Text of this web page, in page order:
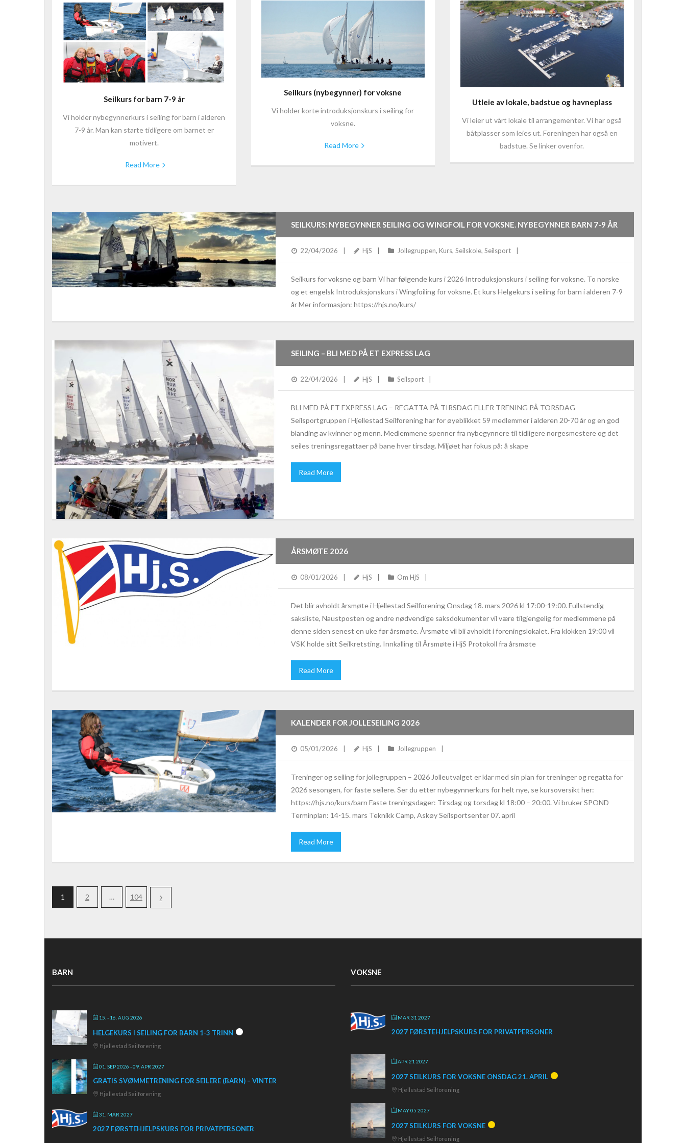
Seilkurs for barn 7-9 år
Vi holder nybegynnerkurs i seiling for barn i alderen
7-9 år. Man kan starte tidligere om barnet er
motivert.
Read More
Seilkurs (nybegynner) for voksne
Vi holder korte introduksjonskurs i seiling for
voksne.
Read More
Utleie av lokale, badstue og havneplass
Vi leier ut vårt lokale til arrangementer. Vi har også
båtplasser som leies ut. Foreningen har også en
badstue. Se linker ovenfor.
SEILKURS: NYBEGYNNER SEILING OG WINGFOIL FOR VOKSNE. NYBEGYNNER BARN 7-9 ÅR
22/04/2026 HjS Jollegruppen, Kurs, Seilskole, Seilsport
Seilkurs for voksne og barn Vi har følgende kurs i 2026 Introduksjonskurs i seiling for voksne. To norske
og et engelsk Introduksjonskurs i Wingfoiling for voksne. Et kurs Helgekurs i seiling for barn i alderen 7-9
år Mer informasjon: https://hjs.no/kurs/
SEILING – BLI MED PÅ ET EXPRESS LAG
22/04/2026 HjS Seilsport
BLI MED PÅ ET EXPRESS LAG – REGATTA PÅ TIRSDAG ELLER TRENING PÅ TORSDAG
Seilsportgruppen i Hjellestad Seilforening har for øyeblikket 59 medlemmer i alderen 20-70 år og en god
blanding av kvinner og menn. Medlemmene spenner fra nybegynnere til tidligere norgesmestere og det
seiles treningsregattaer på bane hver tirsdag. Miljøet har fokus på: å skape
Read More
ÅRSMØTE 2026
08/01/2026 HjS Om HjS
Det blir avholdt årsmøte i Hjellestad Seilforening Onsdag 18. mars 2026 kl 17:00-19:00. Fullstendig
saksliste, Naustposten og andre nødvendige saksdokumenter vil være tilgjengelig for medlemmene på
denne siden senest en uke før årsmøte. Årsmøte vil bli avholdt i foreningslokalet. Fra klokken 19:00 vil
VSK holde sitt Seilkretsting. Innkalling til Årsmøte i HjS Protokoll fra årsmøte
Read More
KALENDER FOR JOLLESEILING 2026
05/01/2026 HjS Jollegruppen
Treninger og seiling for jollegruppen – 2026 Jolleutvalget er klar med sin plan for treninger og regatta for
2026 sesongen, for faste seilere. Ser du etter nybegynnerkurs for helt nye, se kursoversikt her:
https://hjs.no/kurs/barn Faste treningsdager: Tirsdag og torsdag kl 18:00 – 20:00. Vi bruker SPOND
Terminplan: 14-15. mars Teknikk Camp, Askøy Seilsportsenter 07. april
Read More
1 2 … 104
BARN
15. - 16. AUG 2026
HELGEKURS I SEILING FOR BARN 1-3 TRINN
Hjellestad Seilforening
01. SEP 2026 - 09. APR 2027
GRATIS SVØMMETRENING FOR SEILERE (BARN) – VINTER
Hjellestad Seilforening
31. MAR 2027
2027 FØRSTEHJELPSKURS FOR PRIVATPERSONER
VOKSNE
MAR 31 2027
2027 FØRSTEHJELPSKURS FOR PRIVATPERSONER
APR 21 2027
2027 SEILKURS FOR VOKSNE ONSDAG 21. APRIL
Hjellestad Seilforening
MAY 05 2027
2027 SEILKURS FOR VOKSNE
Hjellestad Seilforening